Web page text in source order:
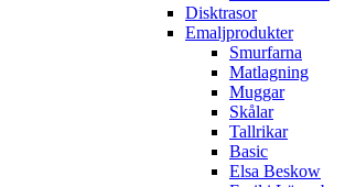
Disktrasor
Emaljprodukter
Smurfarna
Matlagning
Muggar
Skålar
Tallrikar
Basic
Elsa Beskow